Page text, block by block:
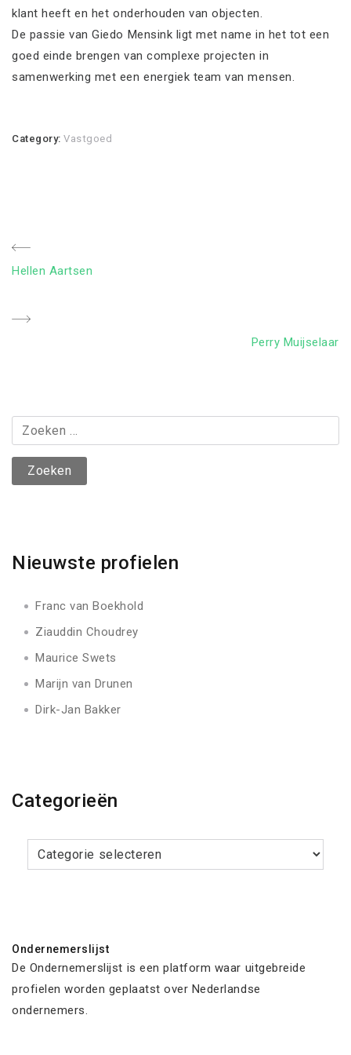
klant heeft en het onderhouden van objecten.
De passie van Giedo Mensink ligt met name in het tot een
goed einde brengen van complexe projecten in
samenwerking met een energiek team van mensen.
Category:Vastgoed
Bericht
Previous
Hellen Aartsen
Next
Perry Muijselaar
Zoeken
naar:
Nieuwste profielen
Franc van Boekhold
Ziauddin Choudrey
Maurice Swets
Marijn van Drunen
Dirk-Jan Bakker
Categorieën
Categorieën
Ondernemerslijst
De Ondernemerslijst is een platform waar uitgebreide
profielen worden geplaatst over Nederlandse
ondernemers.